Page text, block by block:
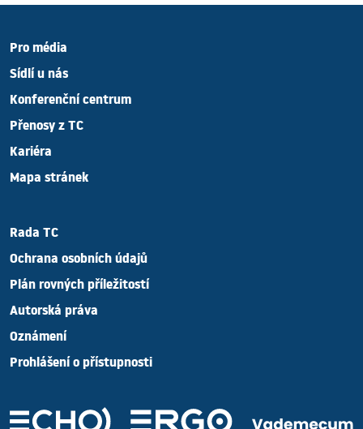
Pro média
Sídlí u nás
Konferenční centrum
Přenosy z TC
Kariéra
Mapa stránek
Rada TC
Ochrana osobních údajů
Plán rovných příležitostí
Autorská práva
Oznámení
Prohlášení o přístupnosti